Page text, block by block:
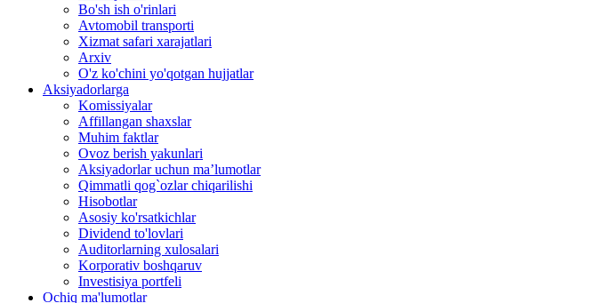
Bo'sh ish o'rinlari
Avtomobil transporti
Xizmat safari xarajatlari
Arxiv
O'z ko'chini yo'qotgan hujjatlar
Aksiyadorlarga
Komissiyalar
Affillangan shaxslar
Muhim faktlar
Ovoz berish yakunlari
Aksiyadorlar uchun ma’lumotlar
Qimmatli qog`ozlar chiqarilishi
Hisobotlar
Asosiy ko'rsatkichlar
Dividend to'lovlari
Auditorlarning xulosalari
Korporativ boshqaruv
Investisiya portfeli
Ochiq ma'lumotlar